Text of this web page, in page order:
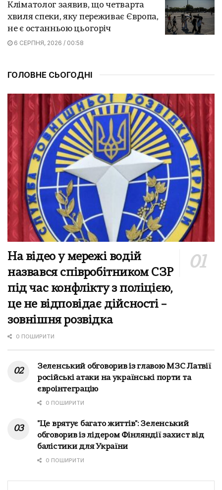
Кліматолог заявив, що четварта
хвиля спеки, яку переживає Європа,
не є останньою цьогоріч
6 СЕРПНЯ, 2026 / 00:58
ГОЛОВНЕ СЬОГОДНІ
На відео у мережі водій
назвався співробітником СЗР
під час конфлікту з поліцією,
це не відповідає дійсності –
зовнішня розвідка
0 ПОШИРИТИ
Зеленський обговорив із главою МЗС Латвії
російські атаки на українські порти та
євроінтеграцію
0 ПОШИРИТИ
"Це врятує багато життів": Зеленський
обговорив із лідером Фінляндії захист від
балістики для України
0 ПОШИРИТИ